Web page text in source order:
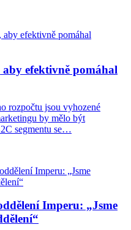
efektivně pomáhal
rozpočtu jsou vyhozené
by mělo být
segmentu se…
Imperu: „Jsme